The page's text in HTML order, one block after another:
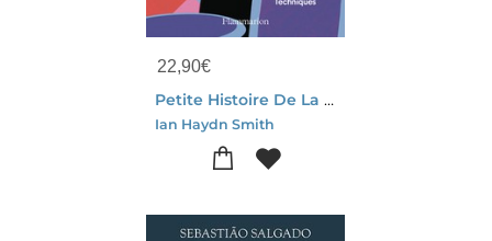
22,90€
Petite Histoire De La Photo : Chefs-d'oeuvre, Genres, Techniques
Ian Haydn Smith